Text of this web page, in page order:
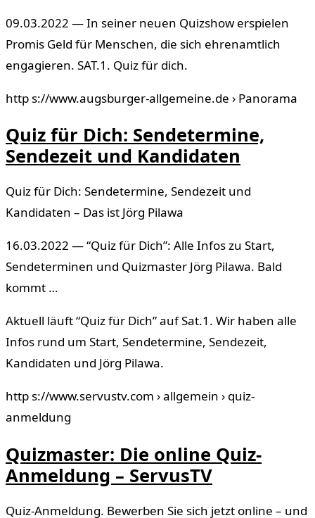
09.03.2022 — In seiner neuen Quizshow erspielen
Promis Geld für Menschen, die sich ehrenamtlich
engagieren. SAT.1. Quiz für dich.
http s://www.augsburger-allgemeine.de › Panorama
Quiz für Dich: Sendetermine,
Sendezeit und Kandidaten
Quiz für Dich: Sendetermine, Sendezeit und
Kandidaten – Das ist Jörg Pilawa
16.03.2022 — “Quiz für Dich”: Alle Infos zu Start,
Sendeterminen und Quizmaster Jörg Pilawa. Bald
kommt …
Aktuell läuft “Quiz für Dich” auf Sat.1. Wir haben alle
Infos rund um Start, Sendetermine, Sendezeit,
Kandidaten und Jörg Pilawa.
http s://www.servustv.com › allgemein › quiz-
anmeldung
Quizmaster: Die online Quiz-
Anmeldung – ServusTV
Quiz-Anmeldung. Bewerben Sie sich jetzt online – und